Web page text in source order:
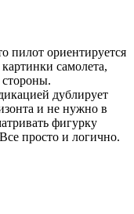
пилот ориентируется
самолета,
дублирует
и не нужно в
фигурку
просто и логично.